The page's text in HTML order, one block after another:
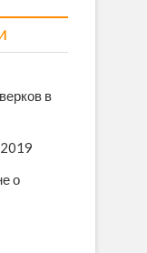
в
о